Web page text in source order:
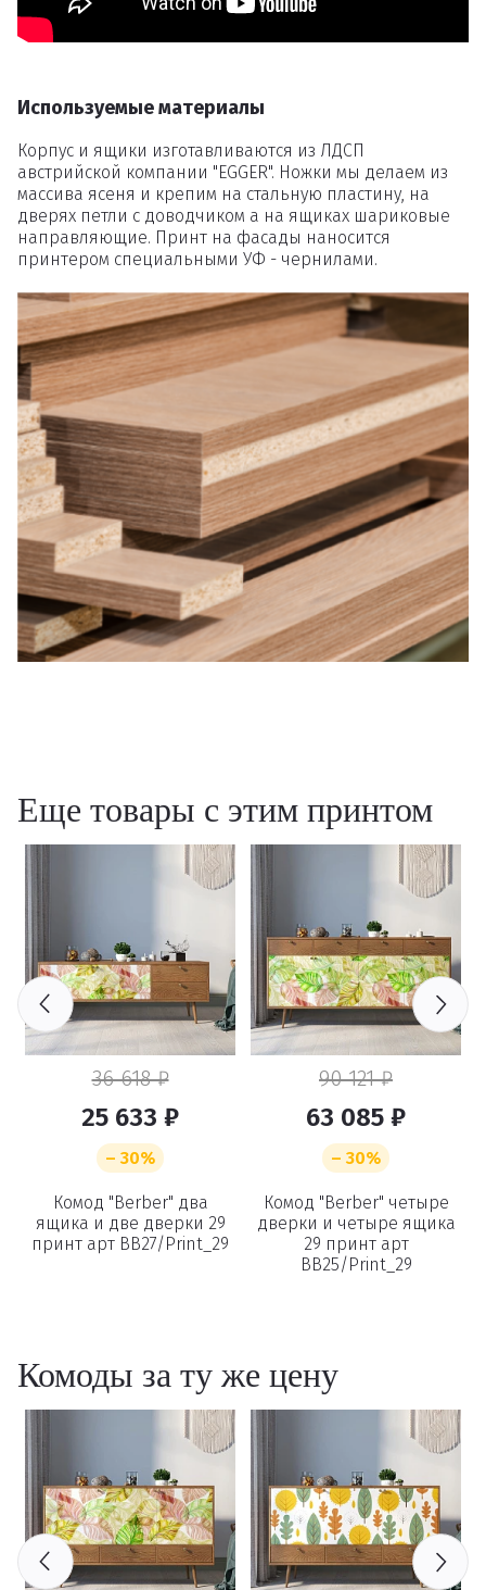
Используемые материалы
Корпус и ящики изготавливаются из ЛДСП
австрийской компании "EGGER". Ножки мы делаем из
массива ясеня и крепим на стальную пластину, на
дверях петли с доводчиком а на ящиках шариковые
направляющие. Принт на фасады наносится
принтером специальными УФ - чернилами.
Еще товары с этим принтом
36 618 ₽
25 633 ₽
– 30%
Комод "Berber" два
ящика и две дверки 29
принт арт BB27/Print_29
90 121 ₽
63 085 ₽
– 30%
Комод "Berber" четыре
дверки и четыре ящика
29 принт арт
BB25/Print_29
Комоды за ту же цену
товаров
Вы точно хотите удалить
товар из корзины?
Удалить